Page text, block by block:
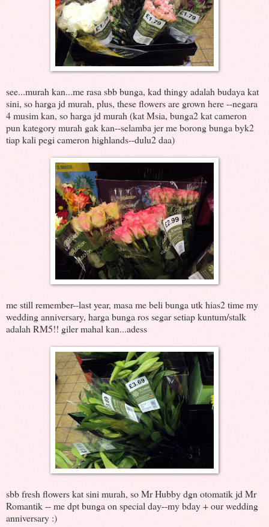
see...murah kan...me rasa sbb bunga, kad thingy adalah budaya kat
sini, so harga jd murah, plus, these flowers are grown here --negara
4 musim kan, so harga jd murah (kat Msia, bunga2 kat cameron
pun kategory murah gak kan--selamba jer me borong bunga byk2
tiap kali pegi cameron highlands--dulu2 daa)
me still remember--last year, masa me beli bunga utk hias2 time my
wedding anniversary, harga bunga ros segar setiap kuntum/stalk
adalah RM5!! giler mahal kan...adess
sbb fresh flowers kat sini murah, so Mr Hubby dgn otomatik jd Mr
Romantik -- me dpt bunga on special day--my bday + our wedding
anniversary :)